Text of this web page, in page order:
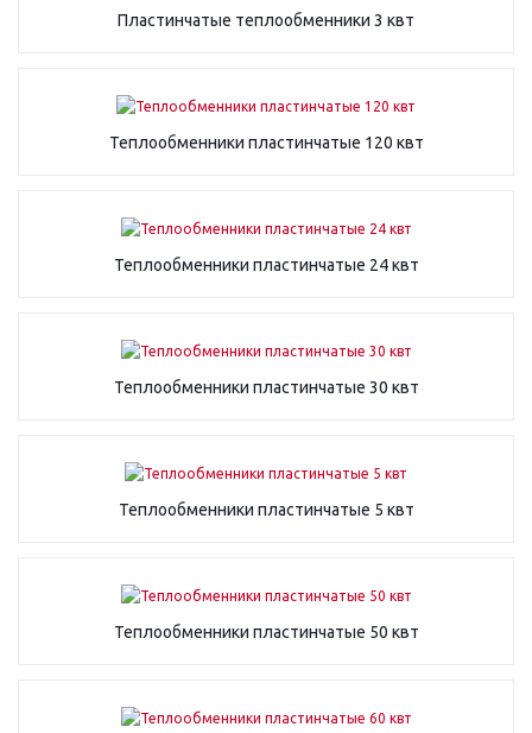
Пластинчатые теплообменники 3 квт
Теплообменники пластинчатые 120 квт
Теплообменники пластинчатые 24 квт
Теплообменники пластинчатые 30 квт
Теплообменники пластинчатые 5 квт
Теплообменники пластинчатые 50 квт